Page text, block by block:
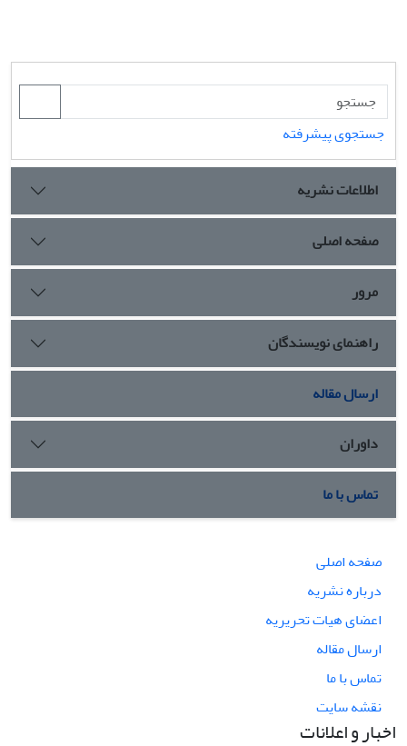
جستجوی پیشرفته
اطلاعات نشریه
صفحه اصلی
مرور
راهنمای نویسندگان
ارسال مقاله
داوران
تماس با ما
صفحه اصلی
درباره نشریه
اعضای هیات تحریریه
ارسال مقاله
تماس با ما
نقشه سایت
اخبار و اعلانات